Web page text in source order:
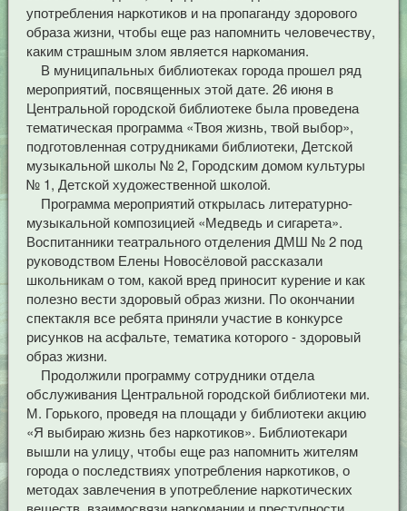
употребления наркотиков и на пропаганду здорового
образа жизни, чтобы еще раз напомнить человечеству,
каким страшным злом является наркомания.
В муниципальных библиотеках города прошел ряд
мероприятий, посвященных этой дате. 26 июня в
Центральной городской библиотеке была проведена
тематическая программа «Твоя жизнь, твой выбор»,
подготовленная сотрудниками библиотеки, Детской
музыкальной школы № 2, Городским домом культуры
№ 1, Детской художественной школой.
Программа мероприятий открылась литературно-
музыкальной композицией «Медведь и сигарета».
Воспитанники театрального отделения ДМШ № 2 под
руководством Елены Новосёловой рассказали
школьникам о том, какой вред приносит курение и как
полезно вести здоровый образ жизни. По окончании
спектакля все ребята приняли участие в конкурсе
рисунков на асфальте, тематика которого - здоровый
образ жизни.
Продолжили программу сотрудники отдела
обслуживания Центральной городской библиотеки ми.
М. Горького, проведя на площади у библиотеки акцию
«Я выбираю жизнь без наркотиков». Библиотекари
вышли на улицу, чтобы еще раз напомнить жителям
города о последствиях употребления наркотиков, о
методах завлечения в употребление наркотических